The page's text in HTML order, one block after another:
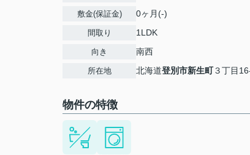
敷金(保証金) 0ヶ月(-)
間取り 1LDK
向き 南西
所在地 北海道登別市新生町３丁目
物件の特徴